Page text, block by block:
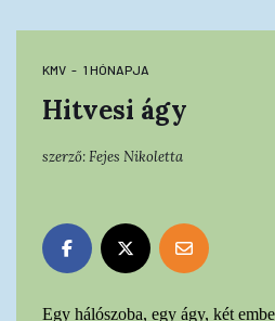
KMV 1 HÓNAPJA
Hitvesi ágy
szerző:Fejes Nikoletta
Egy hálószoba, egy ágy, két